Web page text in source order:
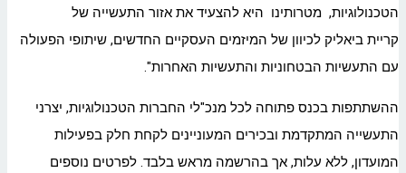
הטכנולוגיות, מטרותינו היא להצעיד את אזור התעשייה של
קריית ביאליק לכיוון של המיזמים העסקיים החדשים, שיתופי הפעולה
עם התעשיות הבטחוניות והתעשיות האחרות".
ההשתתפות בכנס פתוחה לכל מנכ"לי החברות הטכנולוגיות, יצרני
התעשייה המתקדמת ובכירים המעוניינים לקחת חלק בפעילות
המועדון, ללא עלות, אך בהרשמה מראש בלבד. לפרטים נוספים